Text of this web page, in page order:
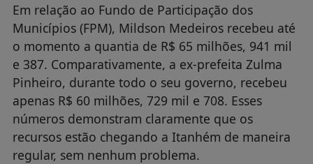
Em relação ao Fundo de Participação dos
Municípios (FPM), Mildson Medeiros recebeu até
o momento a quantia de R$ 65 milhões, 941 mil
e 387. Comparativamente, a ex-prefeita Zulma
Pinheiro, durante todo o seu governo, recebeu
apenas R$ 60 milhões, 729 mil e 708. Esses
números demonstram claramente que os
recursos estão chegando a Itanhém de maneira
regular, sem nenhum problema.